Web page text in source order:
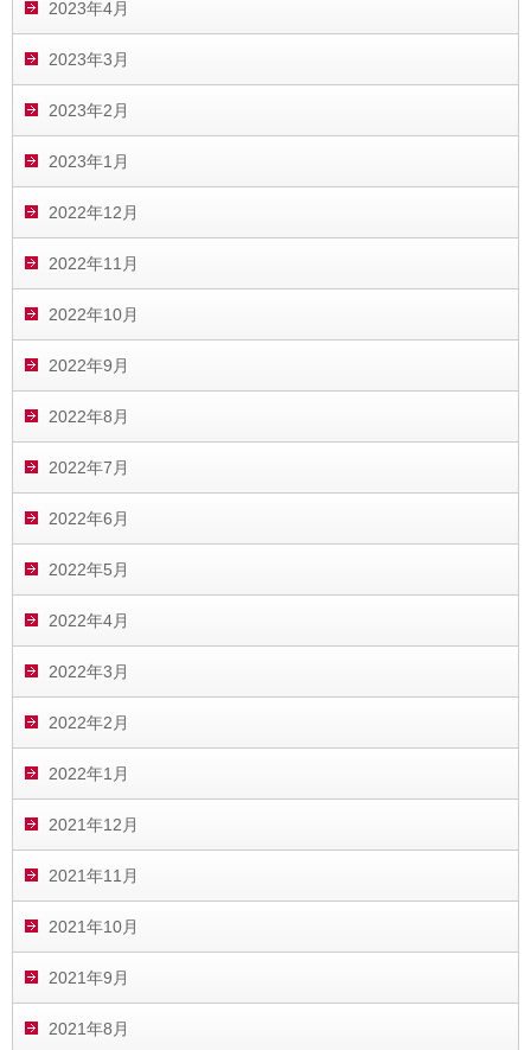
2023年4月
2023年3月
2023年2月
2023年1月
2022年12月
2022年11月
2022年10月
2022年9月
2022年8月
2022年7月
2022年6月
2022年5月
2022年4月
2022年3月
2022年2月
2022年1月
2021年12月
2021年11月
2021年10月
2021年9月
2021年8月